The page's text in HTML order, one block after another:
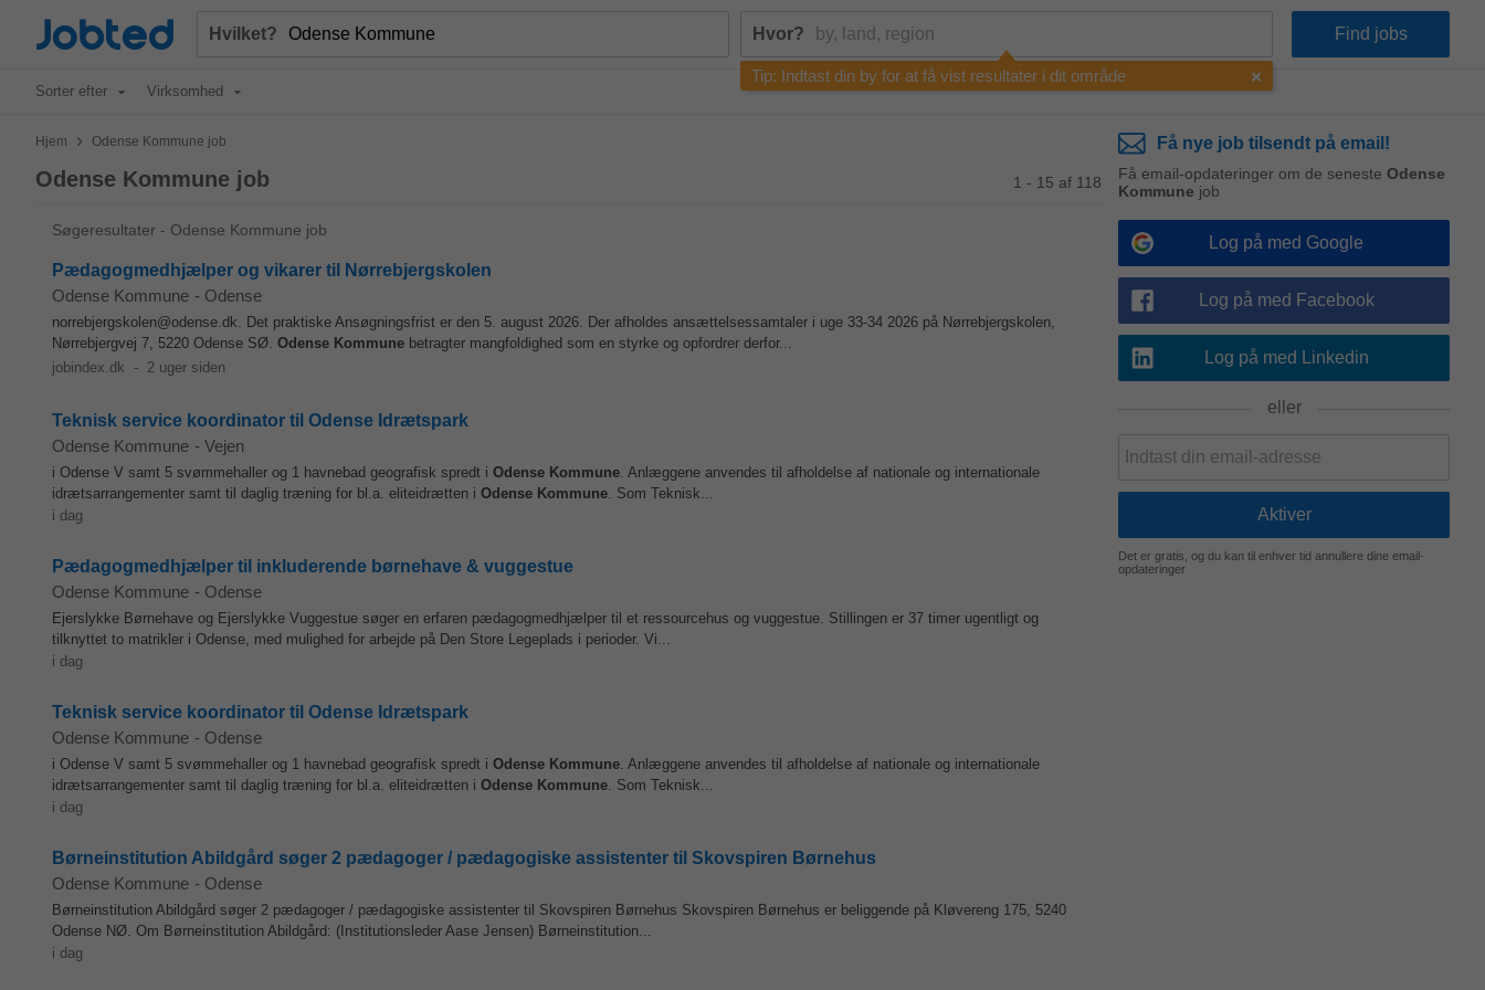
Jobted Hvilket? Hvor?
Tip: Indtast din by for at få vist resultater i dit område
Sorter efter Virksomhed
Hjem > Odense Kommune job
Odense Kommune job 1 - 15 af 118
Søgeresultater - Odense Kommune job
Pædagogmedhjælper og vikarer til Nørrebjergskolen
Odense Kommune - Odense
norrebjergskolen@odense.dk. Det praktiske Ansøgningsfrist er den 5. august 2026. Der afholdes ansættelsessamtaler i uge 33-34 2026 på Nørrebjergskolen,
Nørrebjergvej 7, 5220 Odense SØ. Odense Kommune betragter mangfoldighed som en styrke og opfordrer derfor...
jobindex.dk - 2 uger siden
Teknisk service koordinator til Odense Idrætspark
Odense Kommune - Vejen
i Odense V samt 5 svømmehaller og 1 havnebad geografisk spredt i Odense Kommune. Anlæggene anvendes til afholdelse af nationale og internationale
idrætsarrangementer samt til daglig træning for bl.a. eliteidrætten i Odense Kommune. Som Teknisk...
i dag
Pædagogmedhjælper til inkluderende børnehave & vuggestue
Odense Kommune - Odense
Ejerslykke Børnehave og Ejerslykke Vuggestue søger en erfaren pædagogmedhjælper til et ressourcehus og vuggestue. Stillingen er 37 timer ugentligt og
tilknyttet to matrikler i Odense, med mulighed for arbejde på Den Store Legeplads i perioder. Vi...
i dag
Teknisk service koordinator til Odense Idrætspark
Odense Kommune - Odense
i Odense V samt 5 svømmehaller og 1 havnebad geografisk spredt i Odense Kommune. Anlæggene anvendes til afholdelse af nationale og internationale
idrætsarrangementer samt til daglig træning for bl.a. eliteidrætten i Odense Kommune. Som Teknisk...
i dag
Børneinstitution Abildgård søger 2 pædagoger / pædagogiske assistenter til Skovspiren Børnehus
Odense Kommune - Odense
Børneinstitution Abildgård søger 2 pædagoger / pædagogiske assistenter til Skovspiren Børnehus Skovspiren Børnehus er beliggende på Kløvereng 175, 5240
Odense NØ. Om Børneinstitution Abildgård: (Institutionsleder Aase Jensen) Børneinstitution...
i dag
Få nye job tilsendt på email!
Få email-opdateringer om de seneste Odense
Kommune job
Log på med Google
Log på med Facebook
Log på med Linkedin
eller
Det er gratis, og du kan til enhver tid annullere dine email-
opdateringer